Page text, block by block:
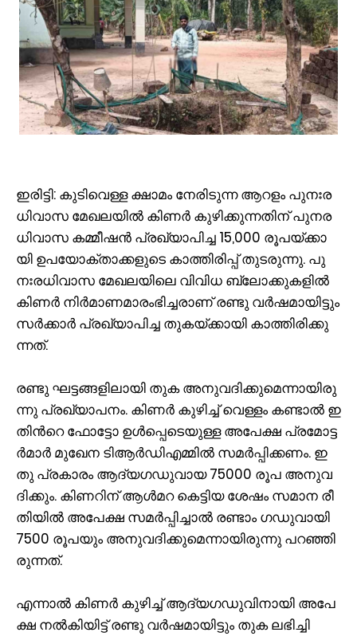
ഇ​രി​ട്ടി: കു​ടി​വെ​ള്ള ക്ഷാ​മം നേ​രി​ടു​ന്ന ആ​റ​ളം പു​നഃ​ര​
ധി​വാ​സ മേ​ഖ​ല​യി​ൽ കി​ണ​ർ കു​ഴി​ക്കു​ന്ന​തി​ന് പു​ന​ര​
ധി​വാ​സ ക​മ്മീ​ഷ​ൻ പ്ര​ഖ്യാ​പി​ച്ച 15,000 രൂ​പ​യ്ക്കാ​
യി ഉ​പ​യോ​ക്താ​ക്ക​ളു​ടെ കാ​ത്തി​രി​പ്പ് തു​ട​രു​ന്നു. പു​
നഃ​ര​ധി​വാ​സ മേ​ഖ​ല​യി​ലെ വി​വി​ധ ബ്ലോ​ക്കു​ക​ളി​ൽ
കി​ണ​ർ നി​ർ​മാ​ണ​മാ​രം​ഭി​ച്ച​രാ​ണ് ര​ണ്ടു വ​ർ​ഷ​മാ​യി​ട്ടും
സ​ർ​ക്കാ​ർ പ്ര​ഖ്യാ​പി​ച്ച തു​ക​യ്ക്കാ​യി കാ​ത്തി​രി​ക്കു​
ന്ന​ത്.
ര​ണ്ടു ഘ​ട്ട​ങ്ങ​ളി​ലാ​യി തു​ക അ​നു​വ​ദി​ക്കു​മെ​ന്നാ​യി​രു​
ന്നു പ്ര​ഖ്യാ​പ​നം. കി​ണ​ർ കു​ഴി​ച്ച് വെ​ള്ളം ക​ണ്ടാ​ൽ ഇ​
തി​ന്‍റെ ഫോ​ട്ടോ ഉ​ൾ​പ്പെ​ടെ​യു​ള്ള അ​പേ​ക്ഷ പ്ര​മോ​ട്ട​
ർ​മാ​ർ മു​ഖേ​ന ടി​ആ​ർ​ഡി​എ​മ്മി​ൽ സ​മ​ർ​പ്പി​ക്ക​ണം. ഇ​
തു പ്ര​കാ​രം ആ​ദ്യ​ഗ​ഡു​വാ​യ 75000 രൂ​പ അ​നു​വ​
ദി​ക്കും. കി​ണ​റി​ന് ആ​ൾ​മ​റ കെ​ട്ടി​യ ശേ​ഷം സ​മാ​ന രീ​
തി​യി​ൽ അ​പേ​ക്ഷ സ​മ​ർ​പ്പി​ച്ചാ​ൽ ര​ണ്ടാം ഗ​ഡു​വാ​യി
7500 രൂ​പ​യും അ​നു​വ​ദി​ക്കു​മെ​ന്നാ​യി​രു​ന്നു പ​റ​ഞ്ഞി​
രു​ന്ന​ത്.
എ​ന്നാ​ൽ കി​ണ​ർ കു​ഴി​ച്ച് ആ​ദ്യ​ഗ​ഡു​വി​നാ​യി അ​പേ​
ക്ഷ ന​ൽ​കി​യി​ട്ട് ര​ണ്ടു വ​ർ​ഷ​മാ​യി​ട്ടും തു​ക ല​ഭി​ച്ചി​